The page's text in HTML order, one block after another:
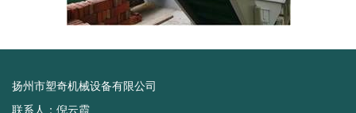
扬州市塑奇机械设备有限公司
联系人：倪云霞